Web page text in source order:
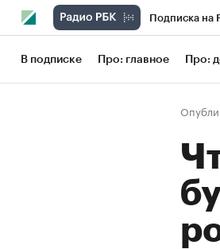
Подписка на
Школа
Рынок
В подписке Про: главное Про: